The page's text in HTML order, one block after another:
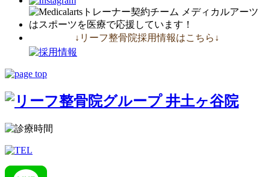
↓リーフ整骨院採用情報はこちら↓